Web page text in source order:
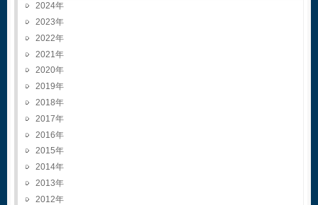
2024
2023
2022
2021
2020
2019
2018
2017
2016
2015
2014
2013
2012